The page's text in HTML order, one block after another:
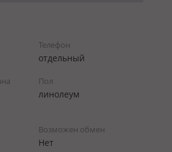
Телефон
отдельный
Пол
линолеум
Возможен обмен
Нет